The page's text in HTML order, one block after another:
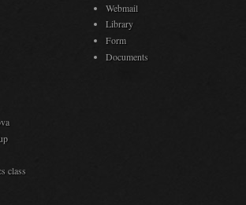
class
Webmail
Library
Form
Documents